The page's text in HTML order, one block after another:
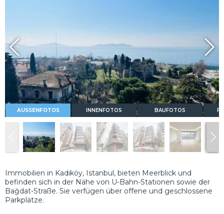
AUSSENFOTOS INNENFOTOS BAUFOTOS
Immobilien in Kadıköy, Istanbul, bieten Meerblick und
befinden sich in der Nähe von U-Bahn-Stationen sowie der
Bağdat-Straße. Sie verfügen über offene und geschlossene
Parkplätze.